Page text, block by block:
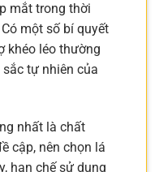
mắt trong thời
một số bí quyết
khéo léo thường
tự nhiên của
nhất là chất
cập, nên chọn lá
hạn chế sử dụng